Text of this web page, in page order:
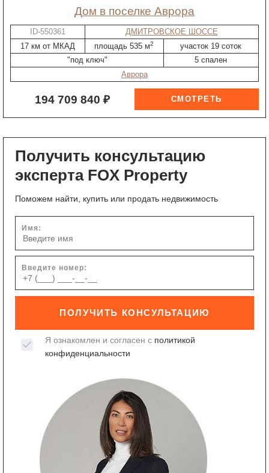
дом в поселке Аврора
ID-550361
ДМИТРОВСКОЕ ШОССЕ
17 км от МКАД
площадь 535 м2
участок 19 соток
"под ключ"
5 спален
Аврора
194 709 840 ₽
Получить консультацию
эксперта FOX Property
Поможем найти, купить или продать недвижимость
Имя:
Введите номер:
ПОЛУЧИТЬ КОНСУЛЬТАЦИЮ
Я ознакомлен и согласен с политикой
конфиденциальности